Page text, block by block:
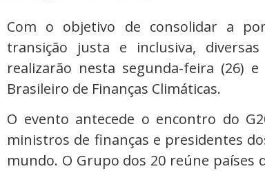
Com o objetivo de consolidar a
transição justa e inclusiva,
realizarão nesta segunda-feira (26)
Brasileiro de Finanças Climáticas.
O evento antecede o encontro do
ministros de finanças e presidentes
mundo. O Grupo dos 20 reúne países